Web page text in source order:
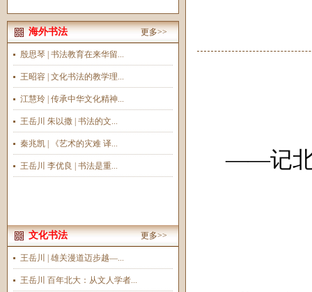
海外书法 更多>>
殷思琴 | 书法教育在来华留...
王昭容 | 文化书法的教学理...
江慧玲 | 传承中华文化精神...
王岳川 朱以撒 | 书法的文...
秦兆凯 | 《艺术的灾难 译...
王岳川 李优良 | 书法是重...
文化书法 更多>>
王岳川 | 雄关漫道迈步越—...
王岳川 百年北大：从文人学者...
——记北